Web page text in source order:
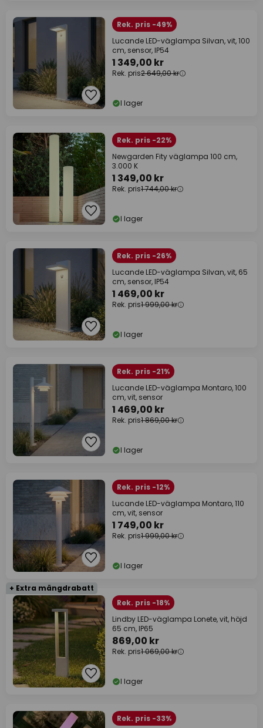
Rek. pris -49%
Lucande LED-väglampa Silvan, vit, 100
cm, sensor, IP54
1 349,00 kr
Rek. pris2 649,00 kr
I lager
Rek. pris -22%
Newgarden Fity väglampa 100 cm,
3.000 K
1 349,00 kr
Rek. pris1 744,00 kr
I lager
Rek. pris -26%
Lucande LED-väglampa Silvan, vit, 65
cm, sensor, IP54
1 469,00 kr
Rek. pris1 999,00 kr
I lager
Rek. pris -21%
Lucande LED-väglampa Montaro, 100
cm, vit, sensor
1 469,00 kr
Rek. pris1 869,00 kr
I lager
Rek. pris -12%
Lucande LED-väglampa Montaro, 110
cm, vit, sensor
1 749,00 kr
Rek. pris1 999,00 kr
I lager
+ Extra mängdrabatt
Rek. pris -18%
Lindby LED-väglampa Lonete, vit, höjd
65 cm, IP65
869,00 kr
Rek. pris1 069,00 kr
I lager
Rek. pris -33%